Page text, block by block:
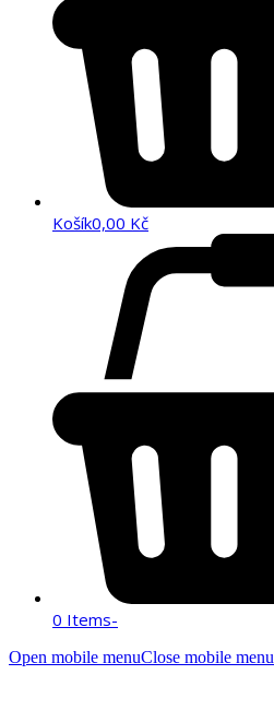
Košík0,00 Kč
0 Items-
Open mobile menuClose mobile menu